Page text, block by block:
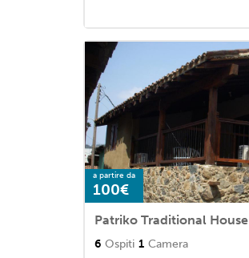
a partire da
100€
Patriko Traditional House
6 Ospiti 1 Camera